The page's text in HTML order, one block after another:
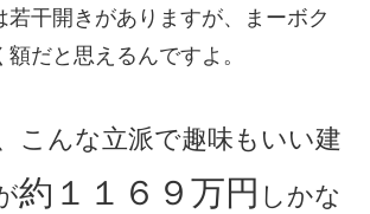
若干開きがありますが、まーボク
だと思えるんですよ。
こんな立派で趣味もいい建
約１１６９万円 しかな